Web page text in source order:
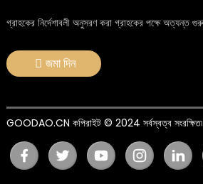
গ্রাহকের নির্দেশাবলী অনুসরণ করা গ্রাহকের পক্ষে অত্যন্ত
জমা দিন
GOODAO.CN কপিরাইট © 2024 সর্বস্বত্ব সংরক্ষিত৷